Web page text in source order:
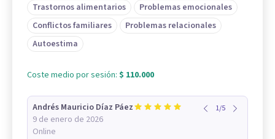
Trastornos alimentarios
Problemas emocionales
Conflictos familiares
Problemas relacionales
Autoestima
Coste medio por sesión: $ 110.000
Andrés Mauricio Díaz Páez
9 de enero de 2026
Online
1/5